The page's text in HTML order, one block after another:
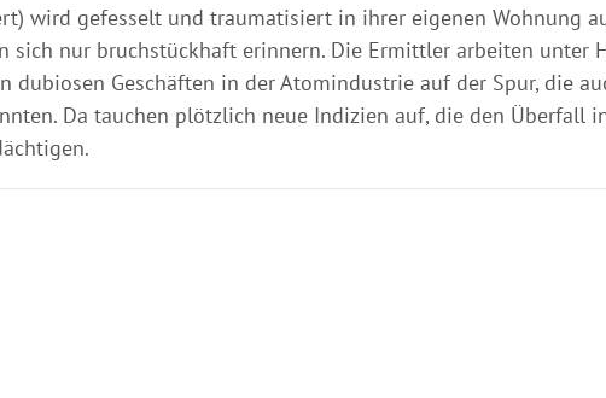
wird gefesselt und traumatisiert in ihrer eigenen Wohnung
sich nur bruchstückhaft erinnern. Die Ermittler arbeiten unter
dubiosen Geschäften in der Atomindustrie auf der Spur, die
Da tauchen plötzlich neue Indizien auf, die den Überfall